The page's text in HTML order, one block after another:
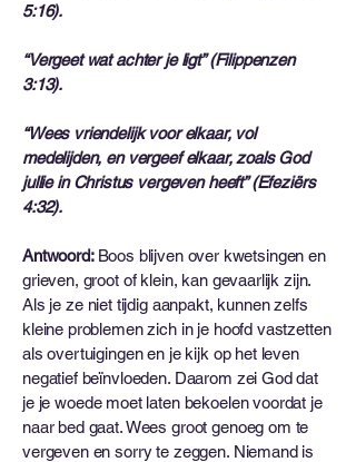
5:16).
“Vergeet wat achter je ligt” (Filippenzen
3:13).
“Wees vriendelijk voor elkaar, vol
medelijden, en vergeef elkaar, zoals God
jullie in Christus vergeven heeft” (Efeziërs
4:32).
Antwoord: Boos blijven over kwetsingen en
grieven, groot of klein, kan gevaarlijk zijn.
Als je ze niet tijdig aanpakt, kunnen zelfs
kleine problemen zich in je hoofd vastzetten
als overtuigingen en je kijk op het leven
negatief beïnvloeden. Daarom zei God dat
je je woede moet laten bekoelen voordat je
naar bed gaat. Wees groot genoeg om te
vergeven en sorry te zeggen. Niemand is